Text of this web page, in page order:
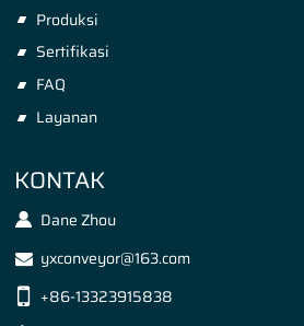
Produksi
Sertifikasi
FAQ
Layanan
KONTAK
Dane Zhou
yxconveyor@163.com
+86-13323915838